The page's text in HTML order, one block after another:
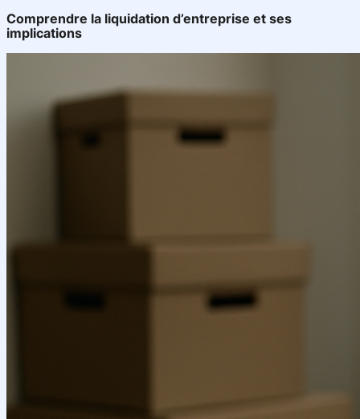
Comprendre la liquidation d’entreprise et ses
implications